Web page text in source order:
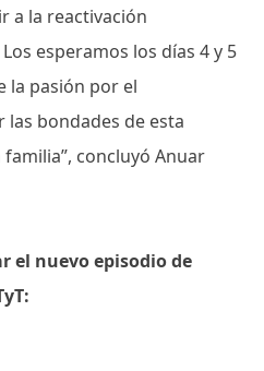
a la reactivación
esperamos los días 4 y 5
la pasión por el
bondades de esta
concluyó Anuar
el nuevo episodio de